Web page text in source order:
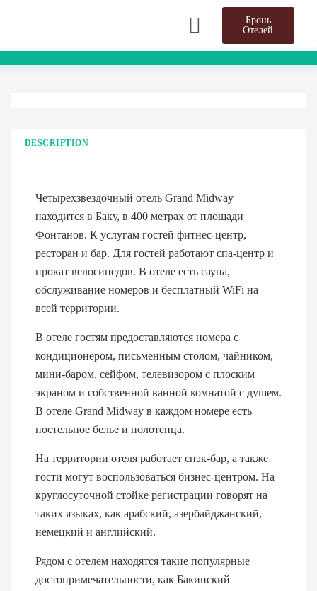
Бронь
Отелей
DESCRIPTION
Четырехзвездочный отель Grand Midway
находится в Баку, в 400 метрах от площади
Фонтанов. К услугам гостей фитнес-центр,
ресторан и бар. Для гостей работают спа-центр и
прокат велосипедов. В отеле есть сауна,
обслуживание номеров и бесплатный WiFi на
всей территории.
В отеле гостям предоставляются номера с
кондиционером, письменным столом, чайником,
мини-баром, сейфом, телевизором с плоским
экраном и собственной ванной комнатой с душем.
В отеле Grand Midway в каждом номере есть
постельное белье и полотенца.
На территории отеля работает снэк-бар, а также
гости могут воспользоваться бизнес-центром. На
круглосуточной стойке регистрации говорят на
таких языках, как арабский, азербайджанский,
немецкий и английский.
Рядом с отелем находятся такие популярные
достопримечательности, как Бакинский